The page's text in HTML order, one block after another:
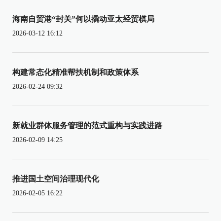
海南自贸港“封关”何以撬动亚太经贸棋局
2026-03-12 16:12
构建常态化精准帮扶机制和政策体系
2026-02-24 09:32
新就业群体服务管理的范式重构与实践进路
2026-02-09 14:25
推进国土空间治理现代化
2026-02-05 16:22